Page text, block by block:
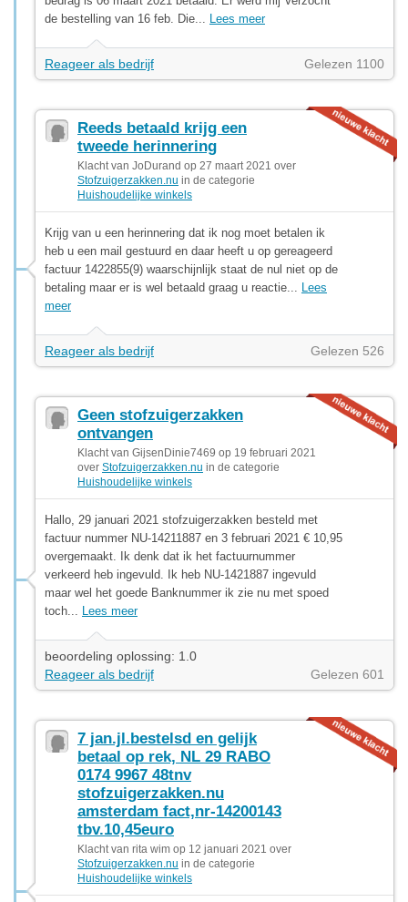
de bestelling van 16 feb. Die... Lees meer
Reageer als bedrijf Gelezen 1100
Reeds betaald krijg een
tweede herinnering
Klacht van JoDurand op 27 maart 2021 over
Stofzuigerzakken.nu in de categorie
Huishoudelijke winkels
Krijg van u een herinnering dat ik nog moet betalen ik
heb u een mail gestuurd en daar heeft u op gereageerd
factuur 1422855(9) waarschijnlijk staat de nul niet op de
betaling maar er is wel betaald graag u reactie... Lees
meer
Reageer als bedrijf Gelezen 526
Geen stofzuigerzakken
ontvangen
Klacht van GijsenDinie7469 op 19 februari 2021
over Stofzuigerzakken.nu in de categorie
Huishoudelijke winkels
Hallo, 29 januari 2021 stofzuigerzakken besteld met
factuur nummer NU-14211887 en 3 februari 2021 € 10,95
overgemaakt. Ik denk dat ik het factuurnummer
verkeerd heb ingevuld. Ik heb NU-1421887 ingevuld
maar wel het goede Banknummer ik zie nu met spoed
toch... Lees meer
beoordeling oplossing: 1.0
Reageer als bedrijf
Gelezen 601
7 jan.jl.bestelsd en gelijk
betaal op rek, NL 29 RABO
0174 9967 48tnv
stofzuigerzakken.nu
amsterdam fact,nr-14200143
tbv.10,45euro
Klacht van rita wim op 12 januari 2021 over
Stofzuigerzakken.nu in de categorie
Huishoudelijke winkels